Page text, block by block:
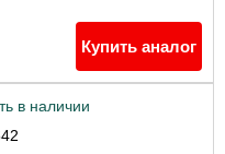
Купить аналог
в наличии